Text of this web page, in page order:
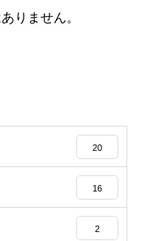
りません。
20
16
2